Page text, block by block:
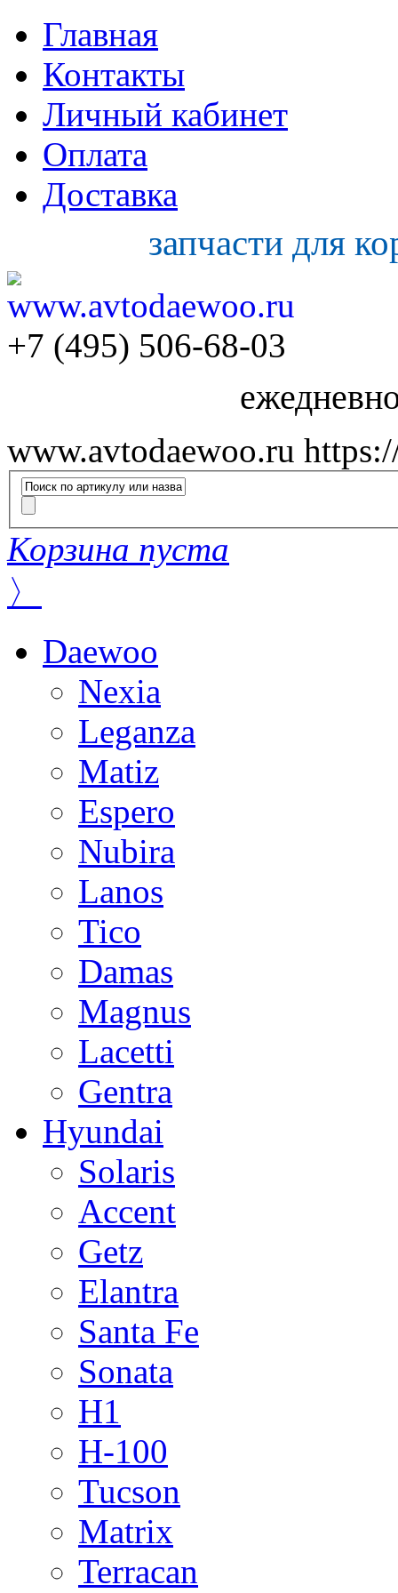
Главная
Контакты
Личный кабинет
Оплата
Доставка
запчасти для
+7 (495) 506-68-03
www.avtodaewoo.ru
Корзина пуста
〉
Daewoo
Nexia
Leganza
Matiz
Espero
Nubira
Lanos
Tico
Damas
Magnus
Lacetti
Gentra
Hyundai
Solaris
Accent
Getz
Elantra
Santa Fe
Sonata
H1
H-100
Tucson
Matrix
Terracan